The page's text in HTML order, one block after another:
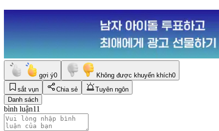
gợi ý0 Không được khuyến khích0
sắt vụn
Chia sẻ
Tuyên ngôn
Danh sách
bình luận11